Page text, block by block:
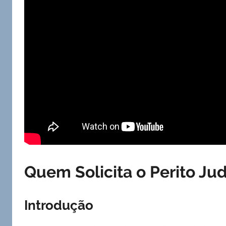
Quem Solicita o Perito
Introdução